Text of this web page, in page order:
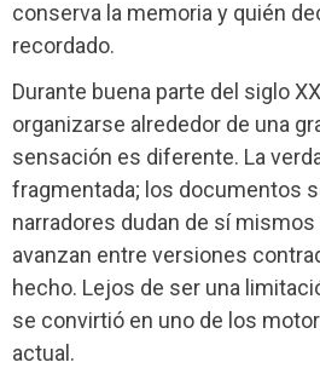
conserva la memoria y quién
recordado.
Durante buena parte del siglo
organizarse alrededor de una
sensación es diferente. La
fragmentada; los documentos
narradores dudan de sí
avanzan entre versiones
hecho. Lejos de ser una
se convirtió en uno de los
actual.